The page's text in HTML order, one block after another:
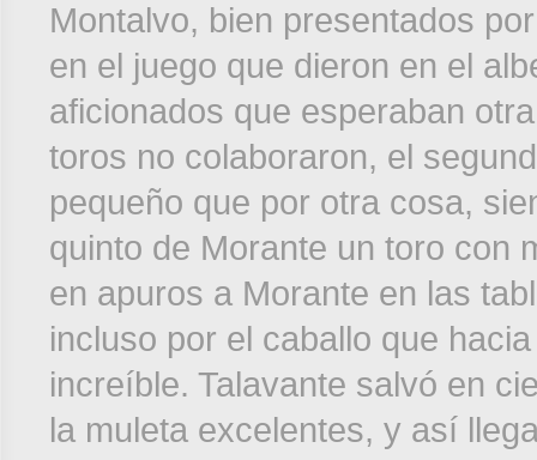
Montalvo, bien presentados
en el juego que dieron en el
aficionados que esperaban
toros no colaboraron, el
pequeño que por otra cosa,
quinto de Morante un toro con
en apuros a Morante en las
incluso por el caballo que
increíble. Talavante salvó en
la muleta excelentes, y así